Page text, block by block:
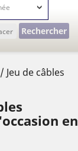
Rechercher
Jeu de câbles
en